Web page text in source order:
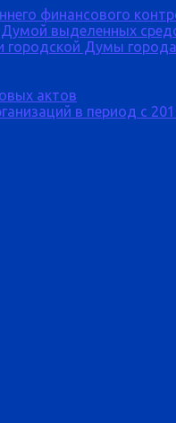
финансового
выделенных
городской Думы
актов
в период с